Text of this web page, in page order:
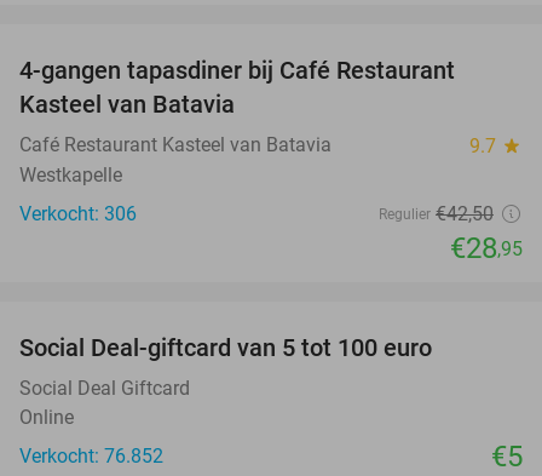
4-gangen tapasdiner bij Café Restaurant
Kasteel van Batavia
Café Restaurant Kasteel van Batavia 9.7 star
Westkapelle
Verkocht: 306
Regulier €42,50
€28,95
Social Deal-giftcard van 5 tot 100 euro
Social Deal Giftcard
Online
Verkocht: 76.852
€5